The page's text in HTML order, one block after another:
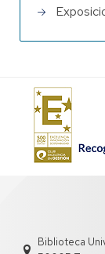
Biblioteca